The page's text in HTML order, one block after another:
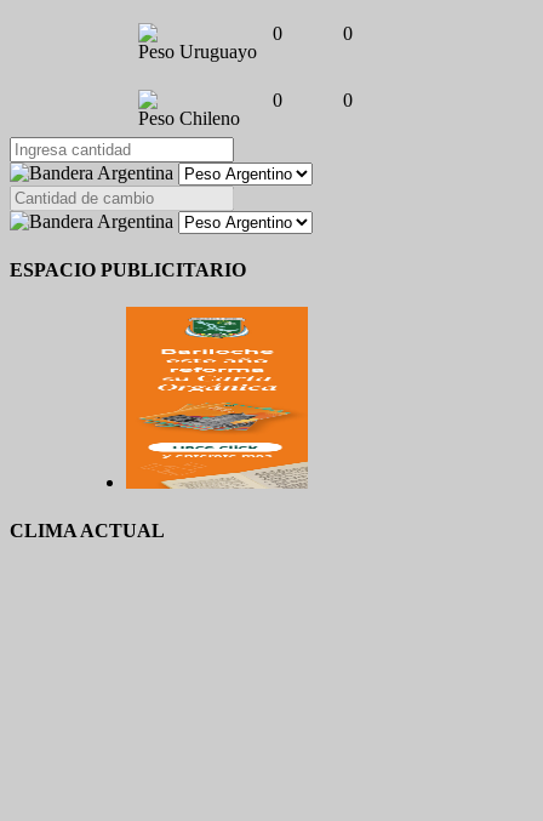
Peso Uruguayo
0 0
Peso Chileno
0 0
ESPACIO PUBLICITARIO
CLIMA ACTUAL